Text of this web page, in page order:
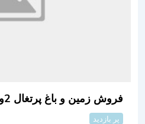
فروش زمین و باغ پرتغال 2ونیم هکتار ویو ابدی
پر بازدید